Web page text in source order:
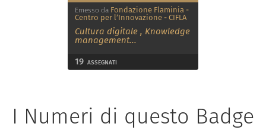
Emesso da Fondazione Flaminia -
Centro per l’Innovazione - CIFLA
Cultura digitale , Knowledge
management...
19 ASSEGNATI
I Numeri di questo Badge